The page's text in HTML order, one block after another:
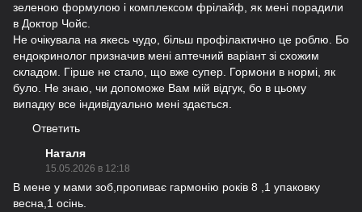
зеленою формулою і комплексом фрілайф, як мені порадили
в Доктор Чойс.
Не очікувала на якесь чудо, більш профілактично це роблю. Бо
ендокринолог призначив мені аптечний варіант зі схожим
складом. Гірше не стало, що вже супер. Гормони в нормі, як
було. Не знаю, чи допоможе Вам мій відгук, бо в цьому
випадку все індивідуально мені здається.
Ответить
Наталя
15.05.2026 в 12:18
В мене у мами зоб,пропиває гармонію років 8 ,1 упаковку
весна,1 осінь.